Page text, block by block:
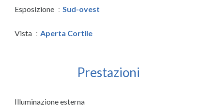
Esposizione Sud-ovest
Vista Aperta Cortile
Prestazioni
Illuminazione esterna